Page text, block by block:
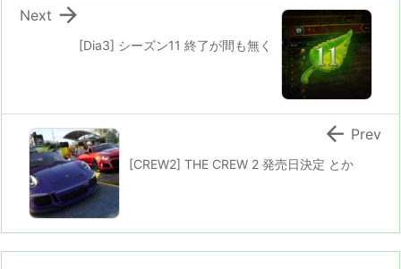
[Dia3] シーズン11 終了が間も無く

Next
[CREW2] THE CREW 2 発売日決定 とか
 Prev